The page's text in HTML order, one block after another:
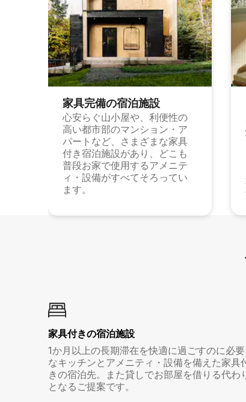
家具完備の宿⁠泊⁠施⁠設
心安らぐ山小屋や、利便性の
高い都市部のマンション・ア
パートなど、さまざまな家具
付き宿泊施設があり、どこも
普段お家で使用するアメニテ
ィ・設備がすべてそろってい
ます。
家具付き⁠の宿⁠泊⁠施⁠設
1か月以上の長期滞在を快適に過ごすのに必要
なキッチンとアメニティ・設備を備えた家具
きの宿泊先。また貸しでお部屋を借りる代わ
となるご提案です。